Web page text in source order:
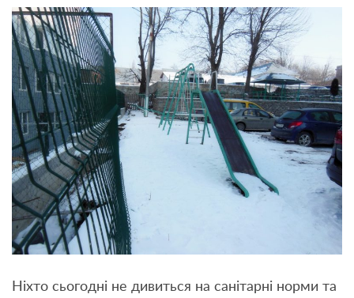
Ніхто сьогодні не дивиться на санітарні норми та